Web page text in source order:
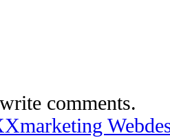
comments.